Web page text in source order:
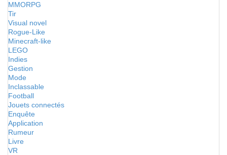
MMORPG
Tir
Visual novel
Rogue-Like
Minecraft-like
LEGO
Indies
Gestion
Mode
Inclassable
Football
Jouets connectés
Enquête
Application
Rumeur
Livre
VR